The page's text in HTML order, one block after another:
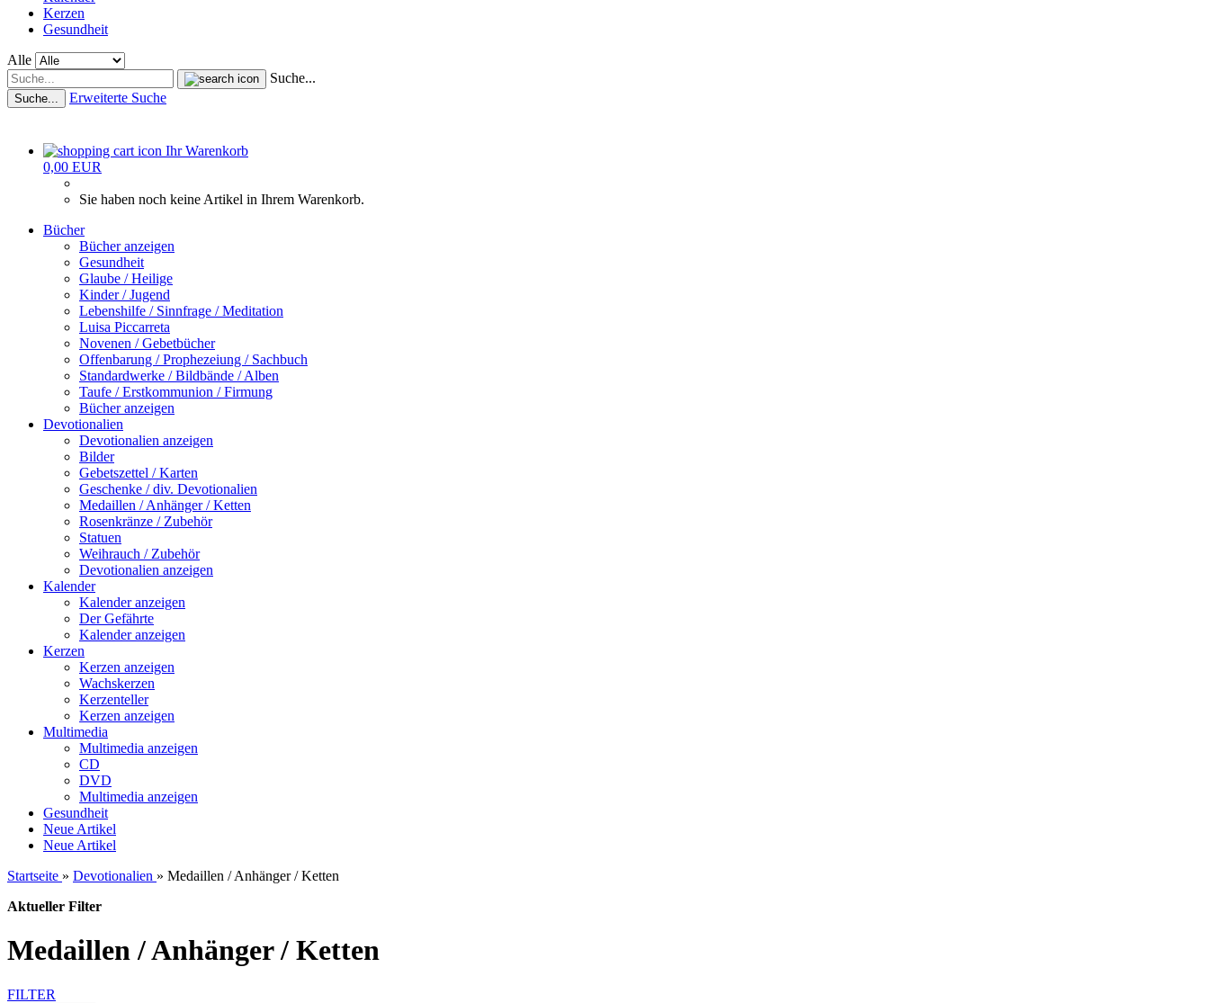
Kerzen
Gesundheit
Alle
Suche...
Suche... Erweiterte Suche
Ihr Warenkorb
0,00 EUR
Sie haben noch keine Artikel in Ihrem Warenkorb.
Bücher
Bücher anzeigen
Gesundheit
Glaube / Heilige
Kinder / Jugend
Lebenshilfe / Sinnfrage / Meditation
Luisa Piccarreta
Novenen / Gebetbücher
Offenbarung / Prophezeiung / Sachbuch
Standardwerke / Bildbände / Alben
Taufe / Erstkommunion / Firmung
Bücher anzeigen
Devotionalien
Devotionalien anzeigen
Bilder
Gebetszettel / Karten
Geschenke / div. Devotionalien
Medaillen / Anhänger / Ketten
Rosenkränze / Zubehör
Statuen
Weihrauch / Zubehör
Devotionalien anzeigen
Kalender
Kalender anzeigen
Der Gefährte
Kalender anzeigen
Kerzen
Kerzen anzeigen
Wachskerzen
Kerzenteller
Kerzen anzeigen
Multimedia
Multimedia anzeigen
CD
DVD
Multimedia anzeigen
Gesundheit
Neue Artikel
Neue Artikel
Startseite » Devotionalien » Medaillen / Anhänger / Ketten
Aktueller Filter
Medaillen / Anhänger / Ketten
FILTER